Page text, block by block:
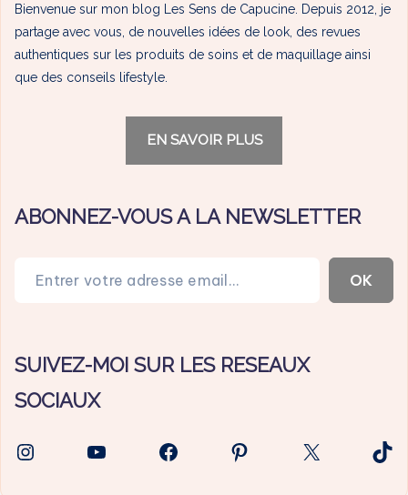
Bienvenue sur mon blog Les Sens de Capucine. Depuis 2012, je
partage avec vous, de nouvelles idées de look, des revues
authentiques sur les produits de soins et de maquillage ainsi
que des conseils lifestyle.
EN SAVOIR PLUS
ABONNEZ-VOUS A LA NEWSLETTER
OK
SUIVEZ-MOI SUR LES RESEAUX
SOCIAUX
InstagramYouTubeFacebookPinterest
X